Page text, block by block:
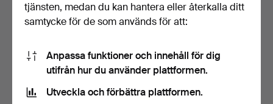
HÄNGEN/ KNAPPAR, 5 st,
22k guld, vikt ca 2…
3 bud
SLIPSHÅLLARE och
KRAVATTNÅL, 18k guld.
7 bud
tjänsten, medan du kan hantera eller återkalla ditt
samtycke för de som används för att:
Anpassa funktioner och innehåll för dig
utifrån hur du använder plattformen.
Utveckla och förbättra plattformen.